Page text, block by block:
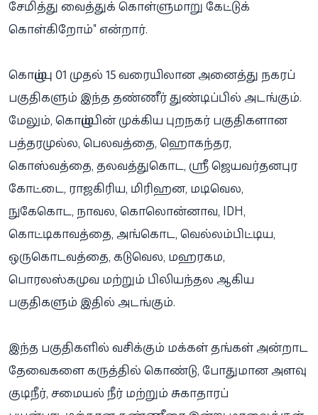
சேமித்து வைத்துக் கொள்ளுமாறு கேட்டுக்
கொள்கிறோம்" என்றார்.
கொழும்பு 01 முதல் 15 வரையிலான அனைத்து நகரப்
பகுதிகளும் இந்த தண்ணீர் துண்டிப்பில் அடங்கும்.
மேலும், கொழும்பின் முக்கிய புறநகர் பகுதிகளான
பத்தரமுல்ல, பெலவத்தை, ஹொகந்தர,
கொஸ்வத்தை, தலவத்துகொட, ஸ்ரீ ஜெயவர்தனபுர
கோட்டை, ராஜகிரிய, மிரிஹன, மடிவெல,
நுகேகொட, நாவல, கொலொன்னாவ, IDH,
கொட்டிகாவத்தை, அங்கொட, வெல்லம்பிட்டிய,
ஒருகொடவத்தை, கடுவெல, மஹரகம,
பொரலஸ்கமுவ மற்றும் பிலியந்தல ஆகிய
பகுதிகளும் இதில் அடங்கும்.
இந்த பகுதிகளில் வசிக்கும் மக்கள் தங்கள் அன்றாட
தேவைகளை கருத்தில் கொண்டு, போதுமான அளவு
குடிநீர், சமையல் நீர் மற்றும் சுகாதாரப்